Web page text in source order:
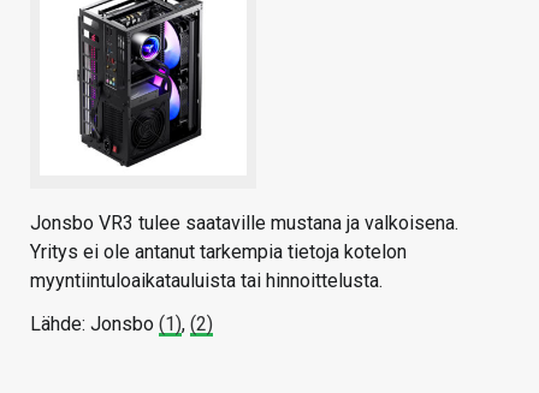
Jonsbo VR3 tulee saataville mustana ja valkoisena.
Yritys ei ole antanut tarkempia tietoja kotelon
myyntiintuloaikatauluista tai hinnoittelusta.
Lähde: Jonsbo (1), (2)